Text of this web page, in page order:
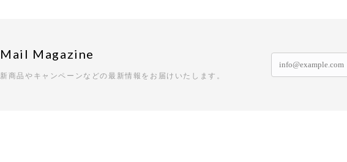
Mail Magazine
新商品やキャンペーンなどの最新情報をお届けいたします。